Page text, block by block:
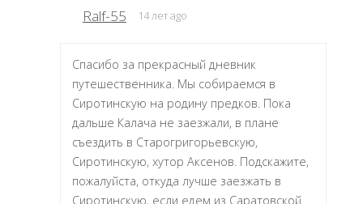
Ralf-55 14 лет ago
Спасибо за прекрасный дневник
путешественника. Мы собираемся в
Сиротинскую на родину предков. Пока
дальше Калача не заезжали, в плане
съездить в Старогригорьевскую,
Сиротинскую, хутор Аксенов. Подскажите,
пожалуйста, откуда лучше заезжать в
Сиротинскую, если едем из Саратовской